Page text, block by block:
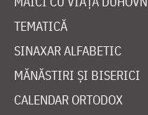
TEMATICĂ
SINAXAR ALFABETIC
MĂNĂSTIRI ȘI BISERICI
CALENDAR ORTODOX